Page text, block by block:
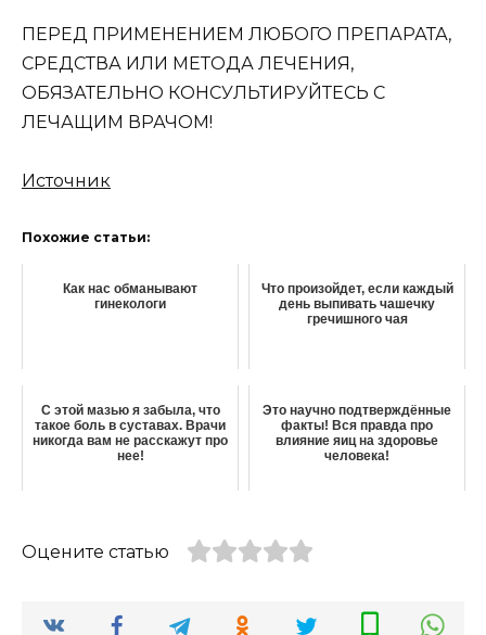
ПЕРЕД ПРИМЕНЕНИЕМ ЛЮБОГО ПРЕПАРАТА,
СРЕДСТВА ИЛИ МЕТОДА ЛЕЧЕНИЯ,
ОБЯЗАТЕЛЬНО КОНСУЛЬТИРУЙТЕСЬ С
ЛЕЧАЩИМ ВРАЧОМ!
Источник
Похожие статьи:
Как нас обманывают
гинекологи
Что произойдет, если каждый
день выпивать чашечку
гречишного чая
С этой мазью я забыла, что
такое боль в суставах. Врачи
никогда вам не расскажут про
нее!
Это научно подтверждённые
факты! Вся правда про
влияние яиц на здоровье
человека!
Оцените статью